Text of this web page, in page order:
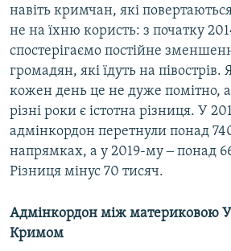
навіть кримчан, які
не на їхню користь: з початку
спостерігаємо постійне
громадян, які їдуть на півострів.
кожен день це не дуже помітно,
різні роки є істотна різниця. У
адмінкордон перетнули понад
напрямках, а у 2019-му ‒ понад
Різниця мінус 70 тисяч.
Адмінкордон між материковою
Кримом